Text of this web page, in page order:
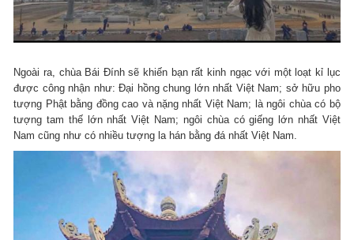
Ngoài ra, chùa Bái Đính sẽ khiến bạn rất kinh ngạc với một loạt kỉ lục
được công nhận như: Đại hồng chung lớn nhất Việt Nam; sở hữu pho
tượng Phật bằng đồng cao và nặng nhất Việt Nam; là ngôi chùa có bộ
tượng tam thế lớn nhất Việt Nam; ngôi chùa có giếng lớn nhất Việt
Nam cũng như có nhiều tượng la hán bằng đá nhất Việt Nam.